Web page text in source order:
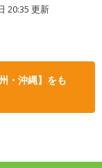
20:35 更新
・沖縄】をも